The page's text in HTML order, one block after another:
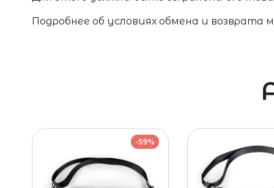
Подробнее об условиях обмена и возврата
-59%